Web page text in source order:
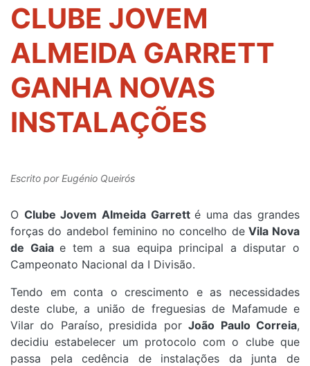
CLUBE JOVEM
ALMEIDA GARRETT
GANHA NOVAS
INSTALAÇÕES
Escrito porEugénio Queirós
O Clube Jovem Almeida Garretté uma das grandes
forças do andebol feminino no concelho deVila Nova
de Gaiae tem a sua equipa principal a disputar o
Campeonato Nacional da I Divisão.
Tendo em conta o crescimento e as necessidades
deste clube, a união de freguesias de Mafamude e
Vilar do Paraíso, presidida porJoão Paulo Correia,
decidiu estabelecer um protocolo com o clube que
passa pela cedência de instalações da junta de